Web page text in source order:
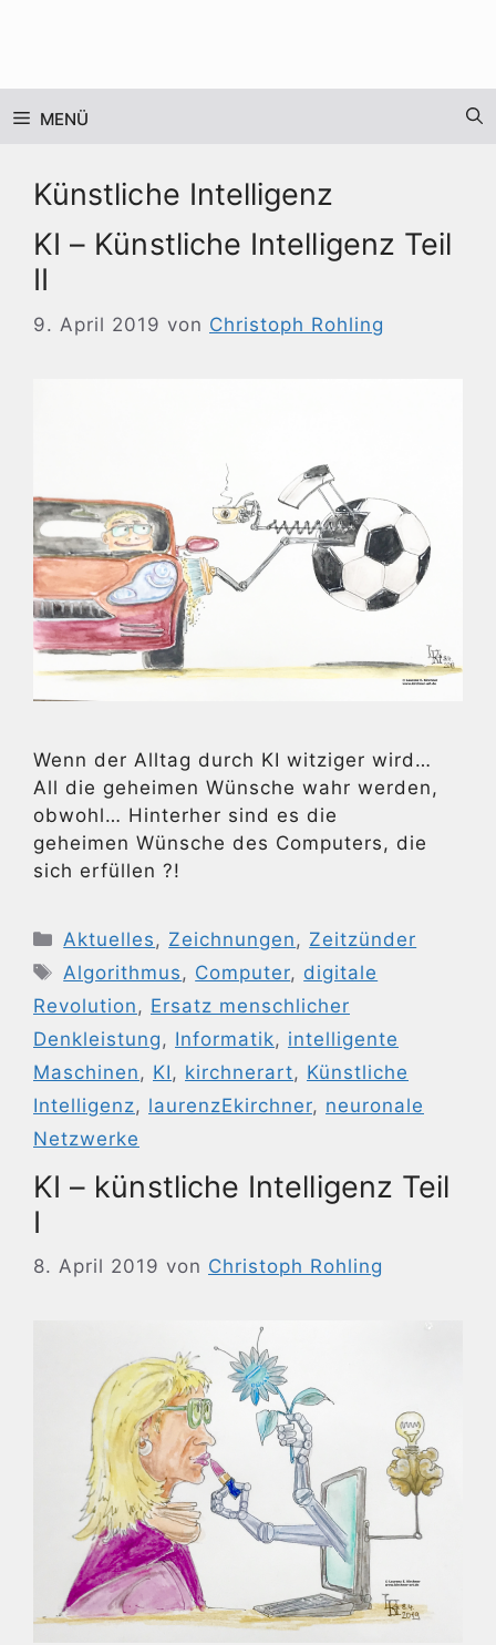
MENÜ
Künstliche Intelligenz
KI – Künstliche Intelligenz Teil
II
9. April 2019 von Christoph Rohling
Wenn der Alltag durch KI witziger wird…
All die geheimen Wünsche wahr werden,
obwohl… Hinterher sind es die
geheimen Wünsche des Computers, die
sich erfüllen ?!
Kategorien
Aktuelles , Zeichnungen , Zeitzünder
Schlagwörter
Algorithmus , Computer, digitale
Revolution , Ersatz menschlicher
Denkleistung , Informatik, intelligente
Maschinen , KI , kirchnerart, Künstliche
Intelligenz, laurenzEkirchner, neuronale
Netzwerke
KI – künstliche Intelligenz Teil
I
8. April 2019 von Christoph Rohling